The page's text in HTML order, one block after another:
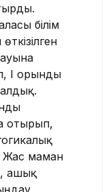
білім
І орын­ды
отырып,
Жас маман
ашық